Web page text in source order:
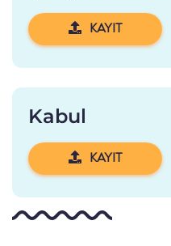
KAYIT
Kabul
KAYIT